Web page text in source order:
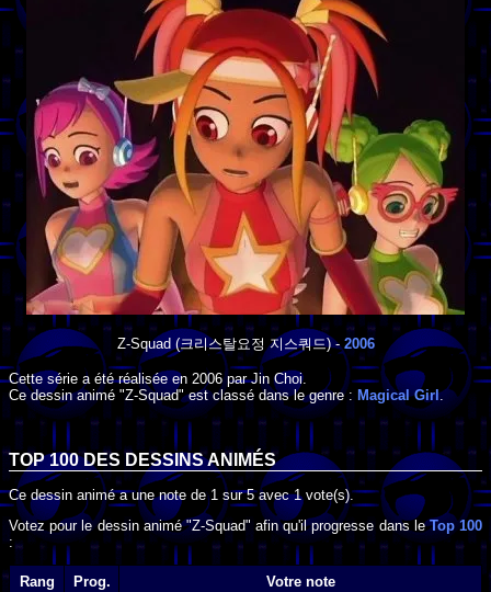
Z-Squad (크리스탈요정 지스쿼드) -2006
Cette série a été réalisée en 2006parJin Choi.
Ce dessin animé "Z-Squad" est classé dans le genre : Magical Girl.
TOP 100 DES DESSINS ANIMÉS
Ce dessin animé a une note de1 sur5avec1vote(s).
Votez pour le dessin animé "Z-Squad" afin qu'il progresse dans leTop 100
:
Rang Prog. Votre note